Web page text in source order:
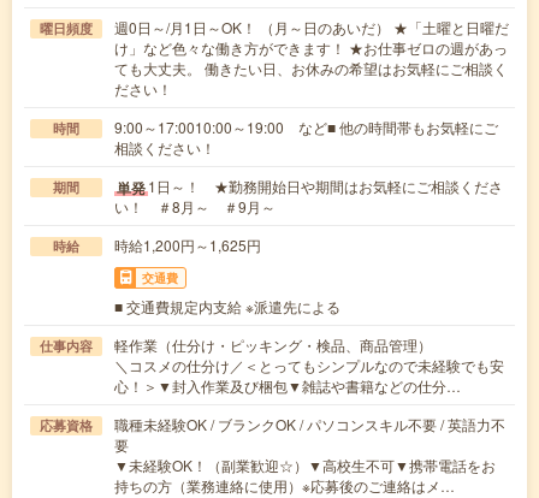
曜日頻度
週0日～/月1日～OK！ （月～日のあいだ） ★「土曜と日曜だ
け」など色々な働き方ができます！ ★お仕事ゼロの週があっ
ても大丈夫。 働きたい日、お休みの希望はお気軽にご相談く
ださい！
時間
9:00～17:0010:00～19:00 など■ 他の時間帯もお気軽にご
相談ください！
期間 単発1日～！ ★勤務開始日や期間はお気軽にご相談くださ
い！ ＃8月～ ＃9月～
時給 時給1,200円～1,625円
交通費
■ 交通費規定内支給 ※派遣先による
仕事内容
軽作業（仕分け・ピッキング・検品、商品管理）
＼コスメの仕分け／＜とってもシンプルなので未経験でも安
心！＞▼封入作業及び梱包▼雑誌や書籍などの仕分…
応募資格
職種未経験OK / ブランクOK / パソコンスキル不要 / 英語力不
要
▼未経験OK！（副業歓迎☆）▼高校生不可▼携帯電話をお
持ちの方（業務連絡に使用）※応募後のご連絡はメ…